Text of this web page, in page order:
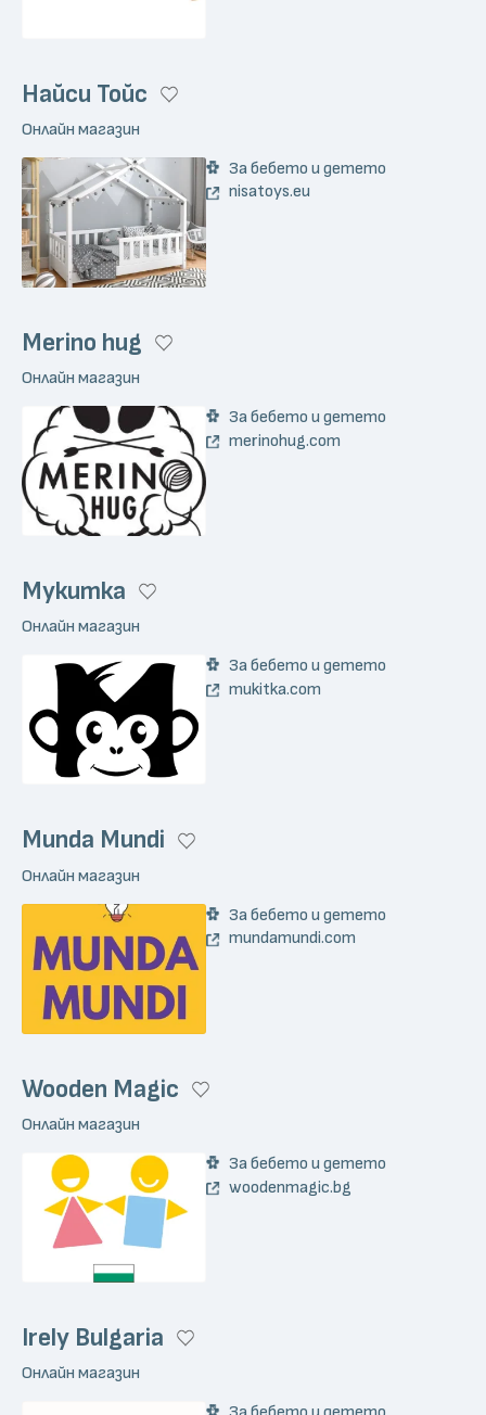
Найси Тойс
Онлайн магазин
За бебето и детето
nisatoys.eu
Merino hug
Онлайн магазин
За бебето и детето
merinohug.com
Мукитка
Онлайн магазин
За бебето и детето
mukitka.com
Munda Mundi
Онлайн магазин
За бебето и детето
mundamundi.com
Wooden Magic
Онлайн магазин
За бебето и детето
woodenmagic.bg
Irely Bulgaria
Онлайн магазин